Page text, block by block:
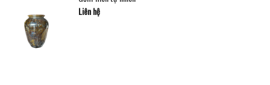
Liên hệ